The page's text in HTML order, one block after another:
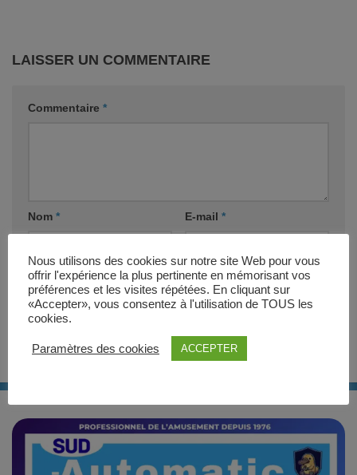
LAISSER UN COMMENTAIRE
Commentaire *
Nom * E-mail *
Site web
Nous utilisons des cookies sur notre site Web pour vous
offrir l'expérience la plus pertinente en mémorisant vos
préférences et les visites répétées. En cliquant sur
«Accepter», vous consentez à l'utilisation de TOUS les
cookies.
Paramètres des cookies ACCEPTER